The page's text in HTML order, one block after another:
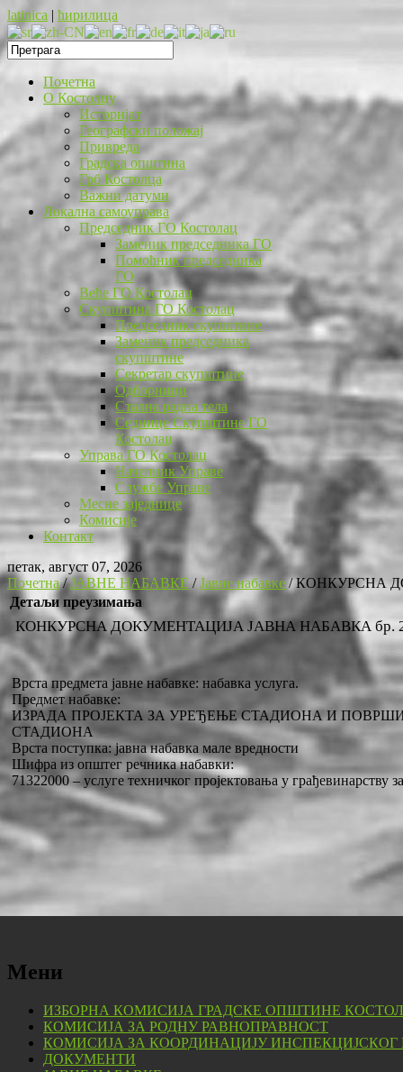
latinica | ћирилица
Почетна
O Костолцу
Историјат
Географски положај
Привреда
Градска општина
Грб Костолца
Важни датуми
Локална самоуправа
Председник ГО Костолац
Заменик председника ГО
Помоћник председника
ГО
Веће ГО Костолац
Скупштина ГО Костолац
Председник скупштине
Заменик председника
скупштине
Секретар скупштине
Одборници
Стална радна тела
Седнице Скупштине ГО
Костолац
Управа ГО Костолац
Начелник Управе
Службе Управе
Месне заједнице
Комисије
Контакт
петак, август 07, 2026
Почетна/ЈАВНЕ НАБАВКЕ/Јавне набавке/КОНКУРСНА
Детаљи преузимања
КОНКУРСНА ДОКУМЕНТАЦИЈА ЈАВНА НАБАВКА бр.
Врста предмета јавне набавке: набавка услуга.
Предмет набавке:
ИЗРАДА ПРОЈЕКТА ЗА УРЕЂЕЊЕ СТАДИОНА И
СТАДИОНА
Врста поступка: јавна набавка мале вредности
Шифра из општег речника набавки:
71322000 – услуге техничког пројектовања у грађевинарству
Мени
ИЗБОРНА КОМИСИЈА ГРАДСКЕ ОПШТИНЕ
КОМИСИЈА ЗА РОДНУ РАВНОПРАВНОСТ
КОМИСИЈА ЗА КООРДИНАЦИЈУ ИНСПЕКЦИЈСКОГ
ДОКУМЕНТИ